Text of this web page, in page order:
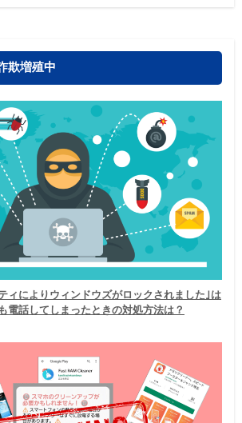
欺増殖中
ィによりウィンドウズがロックされました｣は
電話してしまったときの対処方法は？